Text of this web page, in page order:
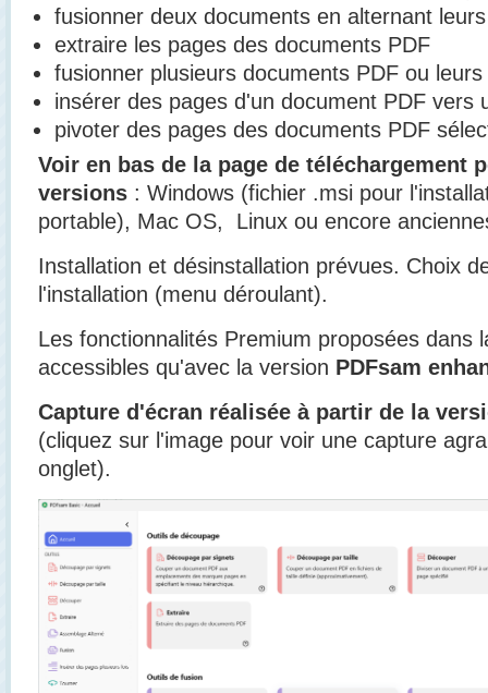
fusionner deux documents en alternant
extraire les pages des documents PDF
fusionner plusieurs documents PDF ou
insérer des pages d'un document PDF vers
pivoter des pages des documents PDF
Voir en bas de la page de téléchargement
versions : Windows (fichier .msi pour
portable), Mac OS, Linux ou encore
Installation et désinstallation prévues. Choix
l'installation (menu déroulant).
Les fonctionnalités Premium proposées dans
accessibles qu'avec la version PDFsam
Capture d'écran réalisée à partir de la
(cliquez sur l'image pour voir une capture
onglet).